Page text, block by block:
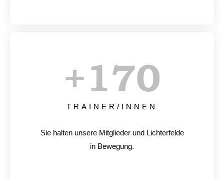
TRAINER/INNEN
+170
Sie halten unsere Mitglieder und Lichterfelde
in Bewegung.